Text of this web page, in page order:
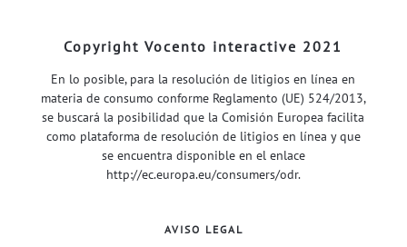
Copyright Vocento interactive 2021
En lo posible, para la resolución de litigios en línea en
materia de consumo conforme Reglamento (UE) 524/2013,
se buscará la posibilidad que la Comisión Europea facilita
como plataforma de resolución de litigios en línea y que
se encuentra disponible en el enlace
http://ec.europa.eu/consumers/odr.
AVISO LEGAL